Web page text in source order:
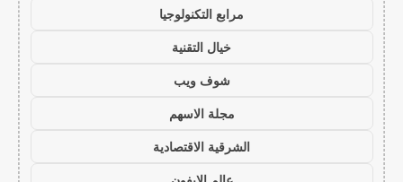
مرابع التكنولوجيا
خيال التقنية
شوف ويب
مجلة الاسهم
الشرقية الاقتصادية